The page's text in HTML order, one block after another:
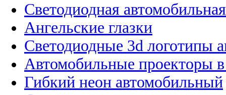
Светодиодная
Ангельские глазки
Светодиодные 3d логотипы
Автомобильные проекторы
Гибкий неон автомобильный